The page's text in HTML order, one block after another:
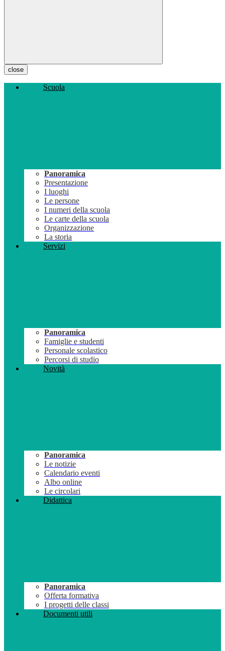
close
Scuola
Panoramica
Presentazione
I luoghi
Le persone
I numeri della scuola
Le carte della scuola
Organizzazione
La storia
Servizi
Panoramica
Famiglie e studenti
Personale scolastico
Percorsi di studio
Novità
Panoramica
Le notizie
Calendario eventi
Albo online
Le circolari
Didattica
Panoramica
Offerta formativa
I progetti delle classi
Documenti utili